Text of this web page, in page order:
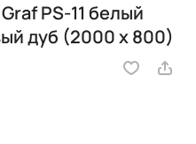
PS-11 белый
дуб (2000 х 800)